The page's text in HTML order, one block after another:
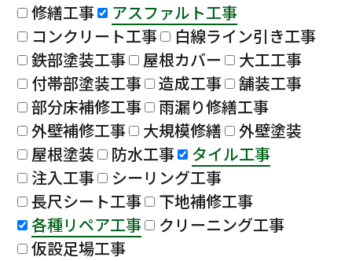
修繕工事
アスファルト工事
コンクリート工事
白線ライン引き工事
鉄部塗装工事
屋根カバー
大工工事
付帯部塗装工事
造成工事
舗装工事
部分床補修工事
雨漏り修繕工事
外壁補修工事
大規模修繕
外壁塗装
屋根塗装
防水工事
タイル工事
注入工事
シーリング工事
長尺シート工事
下地補修工事
各種リペア工事
クリーニング工事
仮設足場工事